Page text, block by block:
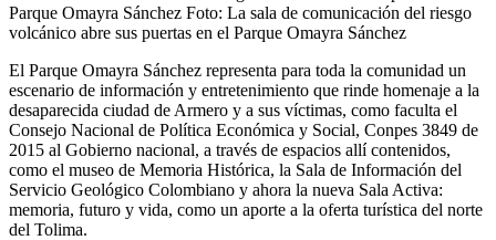
Parque Omayra Sánchez Foto: La sala de comunicación del riesgo
volcánico abre sus puertas en el Parque Omayra Sánchez
El Parque Omayra Sánchez representa para toda la comunidad un
escenario de información y entretenimiento que rinde homenaje a la
desaparecida ciudad de Armero y a sus víctimas, como faculta el
Consejo Nacional de Política Económica y Social, Conpes 3849 de
2015 al Gobierno nacional, a través de espacios allí contenidos,
como el museo de Memoria Histórica, la Sala de Información del
Servicio Geológico Colombiano y ahora la nueva Sala Activa:
memoria, futuro y vida, como un aporte a la oferta turística del norte
del Tolima.